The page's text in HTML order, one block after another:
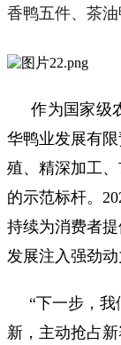
香鸭五件、茶
作为国家级
华鸭业发展有
殖、精深加工
的示范标杆。
持续为消费者
发展注入强劲动
“下一步，我
新，主动抢占